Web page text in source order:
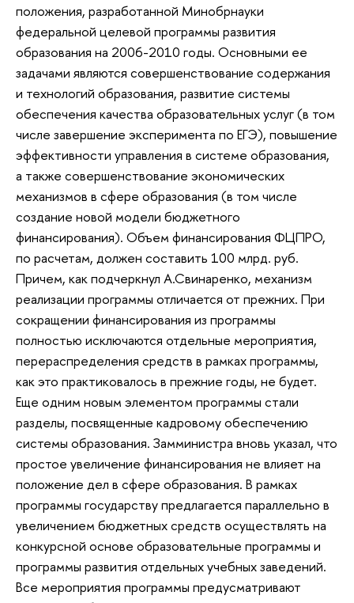
положения, разработанной Минобрнауки
федеральной целевой программы развития
образования на 2006-2010 годы. Основными ее
задачами являются совершенствование содержания
и технологий образования, развитие системы
обеспечения качества образовательных услуг (в том
числе завершение эксперимента по ЕГЭ), повышение
эффективности управления в системе образования,
а также совершенствование экономических
механизмов в сфере образования (в том числе
создание новой модели бюджетного
финансирования). Объем финансирования ФЦПРО,
по расчетам, должен составить 100 млрд. руб.
Причем, как подчеркнул А.Свинаренко, механизм
реализации программы отличается от прежних. При
сокращении финансирования из программы
полностью исключаются отдельные мероприятия,
перераспределения средств в рамках программы,
как это практиковалось в прежние годы, не будет.
Еще одним новым элементом программы стали
разделы, посвященные кадровому обеспечению
системы образования. Замминистра вновь указал, что
простое увеличение финансирования не влияет на
положение дел в сфере образования. В рамках
программы государству предлагается параллельно в
увеличением бюджетных средств осуществлять на
конкурсной основе образовательные программы и
программы развития отдельных учебных заведений.
Все мероприятия программы предусматривают